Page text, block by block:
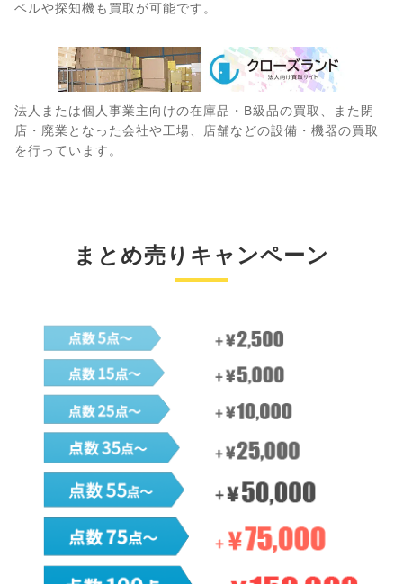
ベルや探知機も買取が可能です。
法人または個人事業主向けの在庫品・B級品の買取、また閉
店・廃業となった会社や工場、店舗などの設備・機器の買取
を行っています。
まとめ売りキャンペーン